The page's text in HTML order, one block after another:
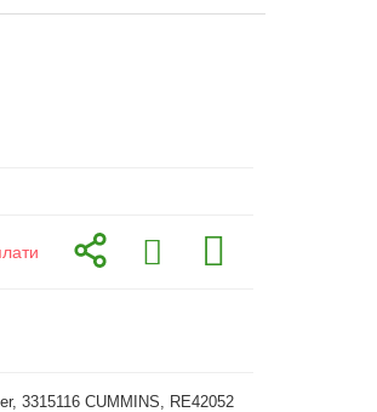
3315116 CUMMINS, RE42052